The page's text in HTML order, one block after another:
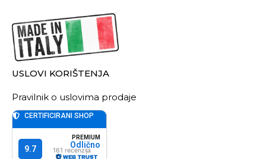
USLOVI KORIŠTENJA
Pravilnik o uslovima prodaje